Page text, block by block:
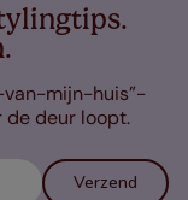
van-mijn-huis”-
de deur loopt.
Verzend